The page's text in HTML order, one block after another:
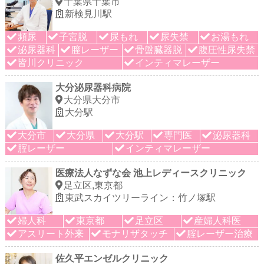
新検見川駅
頻尿 子宮脱 尿もれ 尿失禁
お湯もれ
泌尿器科
膣レーザー 骨盤臓器脱
腹圧性尿失禁
皆川クリニック
インティマレーザー
大分泌尿器科病院
大分県大分市
大分駅
大分市 大分県 大分駅 専門医
泌尿器科
腟レーザー
インティマレーザー
医療法人なずな会 池上レディースクリニック
足立区,東京都
東武スカイツリーライン：竹ノ塚駅
婦人科 東京都 足立区
産婦人科医
アスリート外来
モナリザタッチ 腟レーザー治療
佐久平エンゼルクリニック